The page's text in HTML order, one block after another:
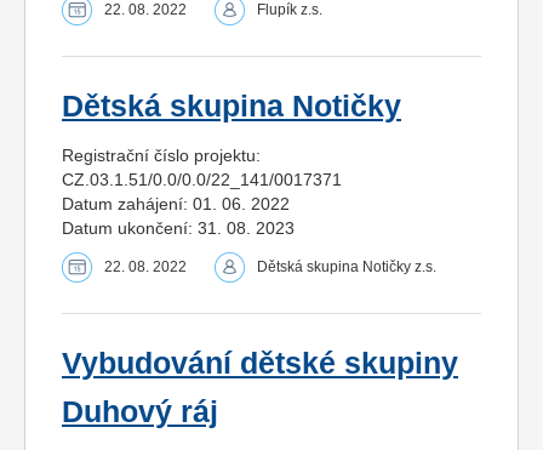
22. 08. 2022 Flupík z.s.
Dětská skupina Notičky
Registrační číslo projektu:
CZ.03.1.51/0.0/0.0/22_141/0017371
Datum zahájení: 01. 06. 2022
Datum ukončení: 31. 08. 2023
22. 08. 2022 Dětská skupina Notičky z.s.
Vybudování dětské skupiny
Duhový ráj